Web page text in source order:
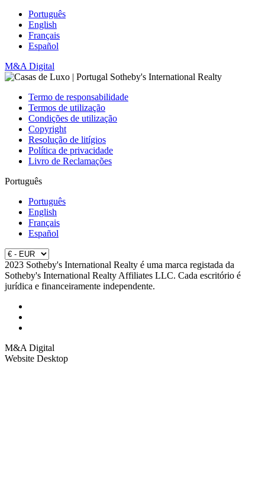
Português
English
Français
Español
M&A Digital
Termo de responsabilidade
Termos de utilização
Condições de utilização
Copyright
Resolução de litígios
Política de privacidade
Livro de Reclamações
Português
Português
English
Français
Español
2023 Sotheby's International Realty é uma marca registada da
Sotheby's International Realty Affiliates LLC. Cada escritório é
jurídica e financeiramente independente.
M&A Digital
Website Desktop